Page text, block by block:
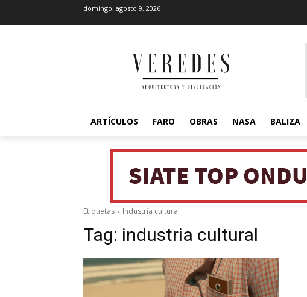
domingo, agosto 9, 2026
ARTÍCULOS FARO OBRAS NASA BALIZA
Etiquetas Industria cultural
Tag: industria cultural